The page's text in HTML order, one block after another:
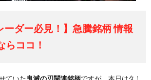
ダー必見！】急騰銘柄 情報
らココ！